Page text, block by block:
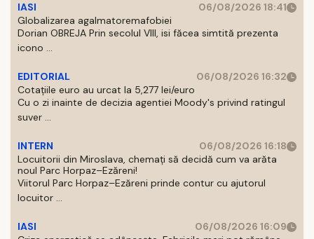
IASI
06/08/2026 18:41
Globalizarea agalmatoremafobiei
Dorian OBREJA Prin secolul VIII, isi făcea simtită prezenta
icono ...
EDITORIAL
06/08/2026 16:32
Cotațiile euro au urcat la 5,277 lei/euro
Cu o zi inainte de decizia agentiei Moody's privind ratingul
suver ...
INTERN
06/08/2026 16:18
Locuitorii din Miroslava, chemați să decidă cum va arăta
noul Parc Horpaz–Ezăreni!
Viitorul Parc Horpaz–Ezăreni prinde contur cu ajutorul
locuitor ...
IASI
06/08/2026 16:09